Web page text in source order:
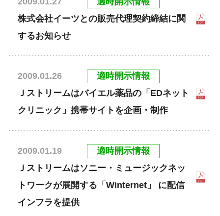
株式会社イーツとの販売代理契約締結に関
するお知らせ
2009.01.26
適時開示情報
Ｊストリームはバイエル薬品の「EDネット
クリニック」携帯サイトを企画・制作
2009.01.19
適時開示情報
Ｊストリームはソニー・ミュージックネッ
トワークが展開する「Winternet」 に配信
インフラを提供